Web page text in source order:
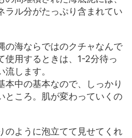
ラル分がたっぷり含まれてい
の海ならではのクチャなんで
用するときは、1-2分待っ
します。
本中の基本なので、しっかり
ところ。肌が変わっていくの
のように泡立てて見せてくれ